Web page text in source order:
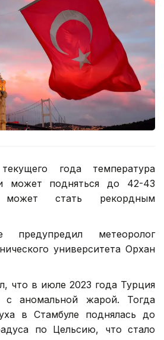
года температура
может подняться до 42-43
стать рекордным
метеоролог
университета Орхан
что в июле 2023 года Турция
с аномальной жарой. Тогда
в Стамбуле поднялась до
по Цельсию, что стало